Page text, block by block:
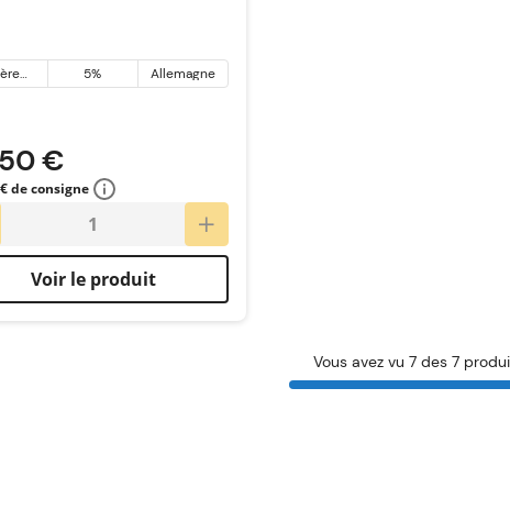
€
de consigne
Voir le produit
blé
5% Allemagne
Vous avez vu 7 des 7